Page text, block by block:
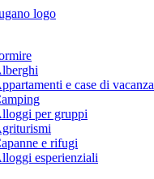
e case di vacanza
per gruppi
e rifugi
esperienziali